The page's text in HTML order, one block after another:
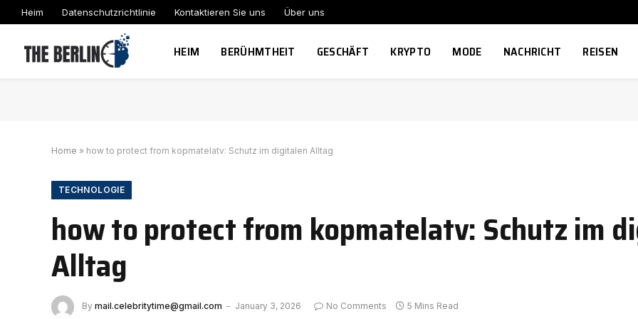
Heim Datenschutzrichtlinie Kontaktieren Sie uns Über uns
HEIM BERÜHMTHEIT GESCHÄFT KRYPTO MODE NACHRICHT REISEN
Home » how to protect from kopmatelatv: Schutz im digitalen Alltag
TECHNOLOGIE
how to protect from kopmatelatv: Schutz im
Alltag
By mail.celebritytime@gmail.com January 3, 2026 No Comments 5 Mins Read